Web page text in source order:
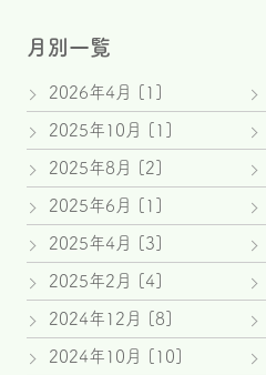
月別一覧
2026年4月 [1]
2025年10月 [1]
2025年8月 [2]
2025年6月 [1]
2025年4月 [3]
2025年2月 [4]
2024年12月 [8]
2024年10月 [10]